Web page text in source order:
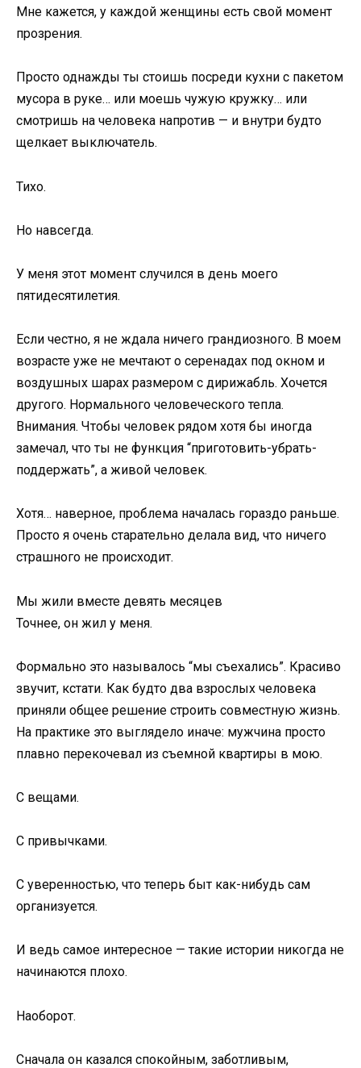
Мне кажется, у каждой женщины есть свой момент
прозрения.
Просто однажды ты стоишь посреди кухни с пакетом
мусора в руке… или моешь чужую кружку… или
смотришь на человека напротив — и внутри будто
щелкает выключатель.
Тихо.
Но навсегда.
У меня этот момент случился в день моего
пятидесятилетия.
Если честно, я не ждала ничего грандиозного. В моем
возрасте уже не мечтают о серенадах под окном и
воздушных шарах размером с дирижабль. Хочется
другого. Нормального человеческого тепла.
Внимания. Чтобы человек рядом хотя бы иногда
замечал, что ты не функция “приготовить-убрать-
поддержать”, а живой человек.
Хотя… наверное, проблема началась гораздо раньше.
Просто я очень старательно делала вид, что ничего
страшного не происходит.
Мы жили вместе девять месяцев
Точнее, он жил у меня.
Формально это называлось “мы съехались”. Красиво
звучит, кстати. Как будто два взрослых человека
приняли общее решение строить совместную жизнь.
На практике это выглядело иначе: мужчина просто
плавно перекочевал из съемной квартиры в мою.
С вещами.
С привычками.
С уверенностью, что теперь быт как-нибудь сам
организуется.
И ведь самое интересное — такие истории никогда не
начинаются плохо.
Наоборот.
Сначала он казался спокойным, заботливым,